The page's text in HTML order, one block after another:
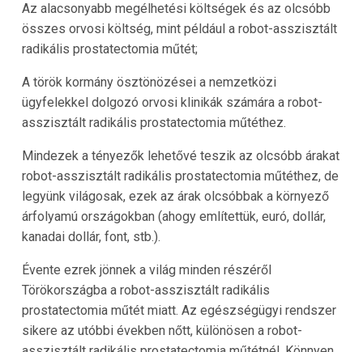
Az alacsonyabb megélhetési költségek és az olcsóbb
összes orvosi költség, mint például a robot-asszisztált
radikális prostatectomia műtét;
A török kormány ösztönözései a nemzetközi
ügyfelekkel dolgozó orvosi klinikák számára a robot-
asszisztált radikális prostatectomia műtéthez.
Mindezek a tényezők lehetővé teszik az olcsóbb árakat
robot-asszisztált radikális prostatectomia műtéthez, de
legyünk világosak, ezek az árak olcsóbbak a környező
árfolyamú országokban (ahogy említettük, euró, dollár,
kanadai dollár, font, stb.).
Évente ezrek jönnek a világ minden részéről
Törökországba a robot-asszisztált radikális
prostatectomia műtét miatt. Az egészségügyi rendszer
sikere az utóbbi években nőtt, különösen a robot-